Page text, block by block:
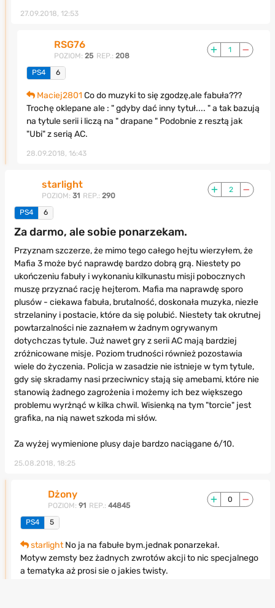
27.09.2018, 12:53
RSG76
POZIOM: 25 REP.: 208
1
PS4 6
Maciej2801 Co do muzyki to się zgodzę,ale fabuła???
Trochę oklepane ale : " gdyby dać inny tytuł.... " a tak bazują
na tytule serii i liczą na " drapane " Podobnie z resztą jak
"Ubi" z serią AC.
28.09.2018, 16:43
starlight
POZIOM: 31 REP.: 290
2
PS4 6
Za darmo, ale sobie ponarzekam.
Przyznam szczerze, że mimo tego całego hejtu wierzyłem, że
Mafia 3 może być naprawdę bardzo dobrą grą. Niestety po
ukończeniu fabuły i wykonaniu kilkunastu misji pobocznych
muszę przyznać rację hejterom. Mafia ma naprawdę sporo
plusów - ciekawa fabuła, brutalność, doskonała muzyka, niezłe
strzelaniny i postacie, które da się polubić. Niestety tak okrutnej
powtarzalności nie zaznałem w żadnym ogrywanym
dotychczas tytule. Już nawet gry z serii AC mają bardziej
zróżnicowane misje. Poziom trudności również pozostawia
wiele do życzenia. Policja w zasadzie nie istnieje w tym tytule,
gdy się skradamy nasi przeciwnicy stają się amebami, które nie
stanowią żadnego zagrożenia i możemy ich bez większego
problemu wyrżnąć w kilka chwil. Wisienką na tym "torcie" jest
grafika, na nią nawet szkoda mi słów.
Za wyżej wymienione plusy daje bardzo naciągane 6/10.
25.08.2018, 18:25
Dżony
POZIOM: 91 REP.: 44845
0
PS4 5
starlightNo ja na fabułe bym.jednak ponarzekał.
Motyw zemsty bez żadnych zwrotów akcji to nic specjalnego
a tematyka aż prosi sie o jakies twisty.